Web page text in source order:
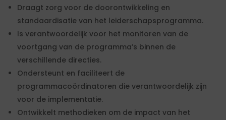
Draagt zorg voor de doorontwikkeling en
standaardisatie van het leiderschapsprogramma.
Is verantwoordelijk voor het monitoren van de
voortgang van de programma’s binnen de
verschillende directies.
Ondersteunt en faciliteert de
programmacoördinatoren die verantwoordelijk zijn
voor de implementatie.
Ontwikkelt methodieken om de impact van het